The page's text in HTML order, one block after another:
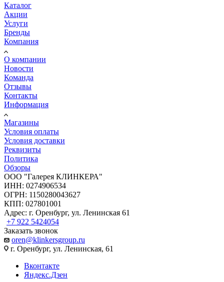
Каталог
Акции
Услуги
Бренды
Компания
О компании
Новости
Команда
Отзывы
Контакты
Информация
Магазины
Условия оплаты
Условия доставки
Реквизиты
Политика
Обзоры
ООО "Галерея КЛИНКЕРА"
ИНН: 0274906534
ОГРН: 1150280043627
КПП: 027801001
Адрес: г. Оренбург, ул. Ленинская 61
+7 922 5424054
Заказать звонок
oren@klinkersgroup.ru
г. Оренбург, ул. Ленинская, 61
Вконтакте
Яндекс.Дзен